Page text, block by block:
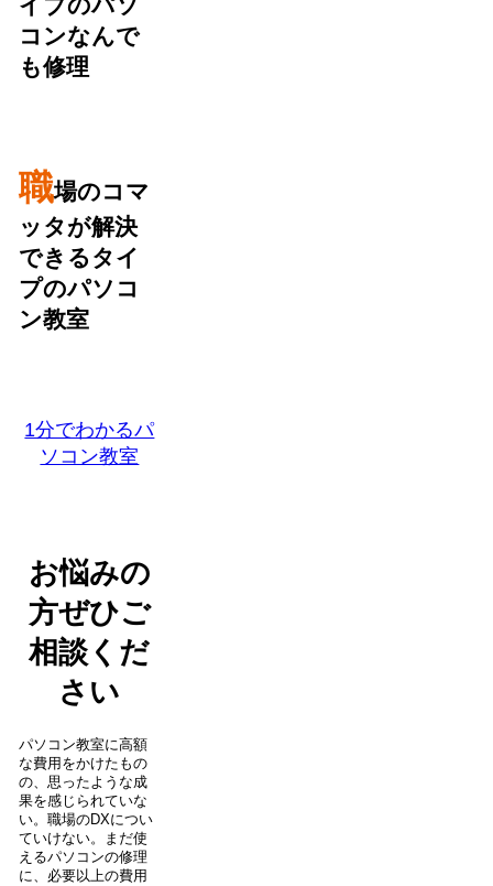
イブのパソ
コンなんで
も修理
職場のコマ
ッタが解決
できるタイ
プのパソコ
ン教室
1分でわかるパ
ソコン教室
お悩みの
方ぜひご
相談くだ
さい
パソコン教室に高額
な費用をかけたもの
の、思ったような成
果を感じられていな
い。職場のDXについ
ていけない。まだ使
えるパソコンの修理
に、必要以上の費用